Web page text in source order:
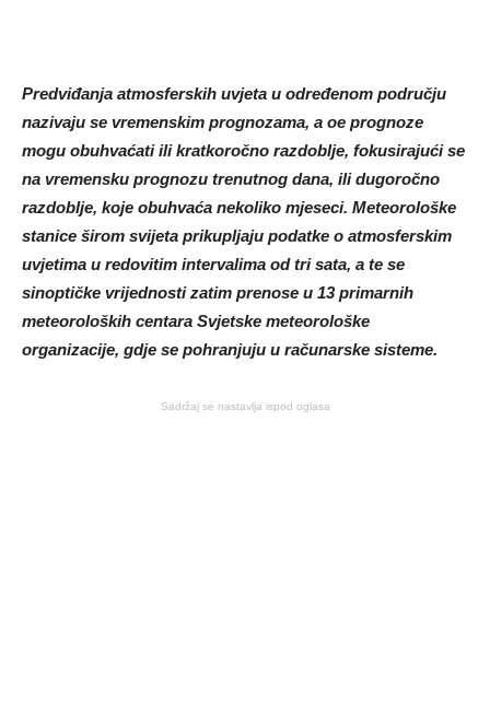
Predviđanja atmosferskih uvjeta u određenom području
nazivaju se vremenskim prognozama, a oe prognoze
mogu obuhvaćati ili kratkoročno razdoblje, fokusirajući se
na vremensku prognozu trenutnog dana, ili dugoročno
razdoblje, koje obuhvaća nekoliko mjeseci. Meteorološke
stanice širom svijeta prikupljaju podatke o atmosferskim
uvjetima u redovitim intervalima od tri sata, a te se
sinoptičke vrijednosti zatim prenose u 13 primarnih
meteoroloških centara Svjetske meteorološke
organizacije, gdje se pohranjuju u računarske sisteme.
Sadržaj se nastavlja ispod oglasa